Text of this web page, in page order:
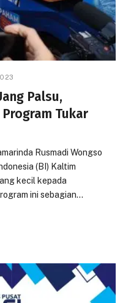
Palsu,
Tukar
Rusmadi Wongso
(BI) Kaltim
kecil kepada
ini sebagian…